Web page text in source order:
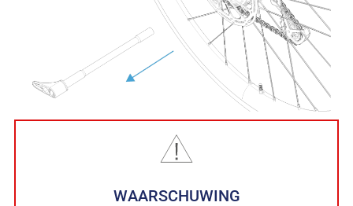
WAARSCHUWING